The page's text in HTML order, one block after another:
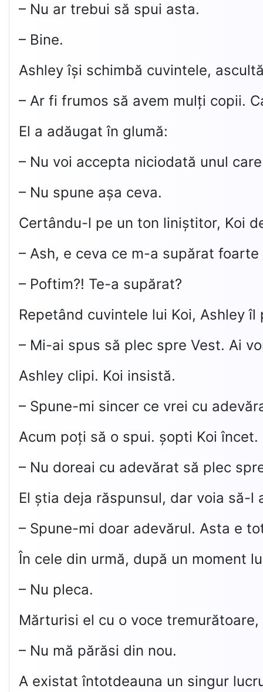
– Nu ar trebui să spui asta.
– Bine.
Ashley își schimbă cuvintele,
– Ar fi frumos să avem mulți copii.
El a adăugat în glumă:
– Nu voi accepta niciodată unul
– Nu spune așa ceva.
Certându-l pe un ton liniștitor, Koi
– Ash, e ceva ce m-a supărat
– Poftim?! Te-a supărat?
Repetând cuvintele lui Koi, Ashley
– Mi-ai spus să plec spre Vest. Ai
Ashley clipi. Koi insistă.
– Spune-mi sincer ce vrei cu
Acum poți să o spui. șopti Koi încet.
– Nu doreai cu adevărat să plec
El știa deja răspunsul, dar voia să-
– Spune-mi doar adevărul. Asta e
În cele din urmă, după un moment
– Nu pleca.
Mărturisi el cu o voce
– Nu mă părăsi din nou.
A existat întotdeauna un singur